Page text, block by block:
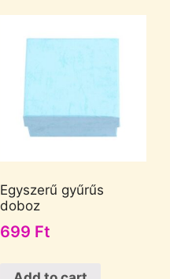
Egyszerű gyűrűs
doboz
699 Ft